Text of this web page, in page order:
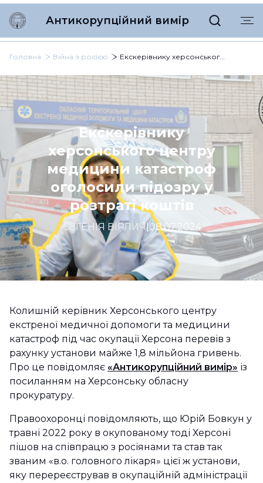
Антикорупційний вимір
Головна Війна з росією Екскерівнику херсонського центру медицини катастроф оголосили підозру у розтраті коштів
Екскерівнику
херсонського центру
медицини катастроф
оголосили підозру у
розтраті коштів
ЄВГЕНІЯ ВІРЛИЧ|08.07.2024
Колишній керівник Херсонського центру
екстреної медичної допомоги та медицини
катастроф під час окупації Херсона перевів з
рахунку установи майже 1,8 мільйона гривень.
Про це повідомляє «Антикорупційний вимір» із
посиланням на Херсонську обласну
прокуратуру.
Правоохоронці повідомляють, що Юрій Бовкун у
травні 2022 року в окупованому тоді Херсоні
пішов на співпрацю з росіянами та став так
званим «в.о. головного лікаря» цієї ж установи,
яку перереєстрував в окупаційній адміністрації